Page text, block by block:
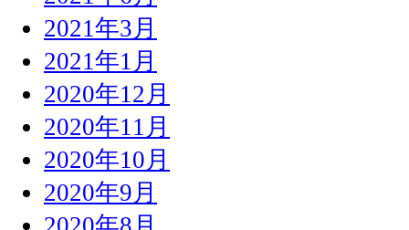
2021年3月
2021年1月
2020年12月
2020年11月
2020年10月
2020年9月